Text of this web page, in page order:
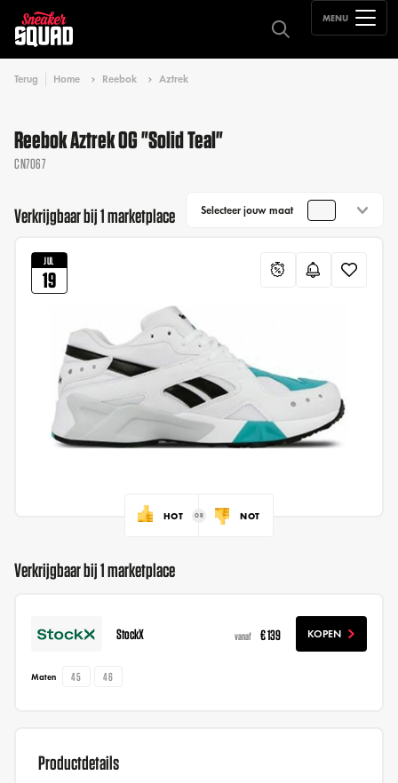
MENU
Terug Home Reebok Aztrek
Reebok Aztrek OG "Solid Teal"
CN7067
Verkrijgbaar bij 1 marketplace Selecteer jouw maat
JUL
19
HOT NOT
Verkrijgbaar bij 1 marketplace
StockX vanaf € 139 KOPEN
Maten 45 46
Productdetails